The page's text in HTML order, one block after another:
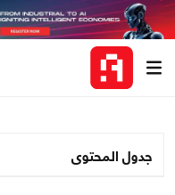
جدول المحتوى